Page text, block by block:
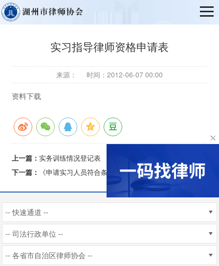
实习指导律师资格申请表
来源： 时间：2012-06-07 00:00
资料下载
上一篇： 实务训练情况登记表
下一篇：
《申请实习人员符合条件承诺书》
-- 快速通道 --
-- 司法行政单位 --
-- 各省市自治区律师协会 --